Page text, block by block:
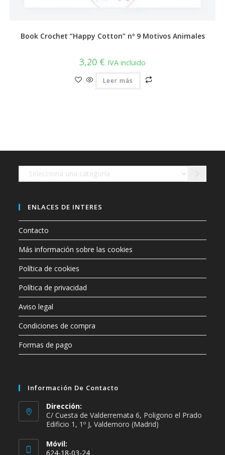
Book Crochet “Happy Cotton” nº 9 Motivos Animales
3,20 € IVA incluido
Leer más
Selecciona
una
ENLACES DE INTERES
Contacto
Más información sobre las cookies
Política de cookies
Política de privacidad
Aviso legal
Condiciones de compra
Formas de pago
Información De Contacto
Dirección:
C/ Cuesta de Valderremata 6, Poligono el Prado
Edificio 1, 1º J, Valdemoro (Madrid)
Móvil:
624-18-03-24